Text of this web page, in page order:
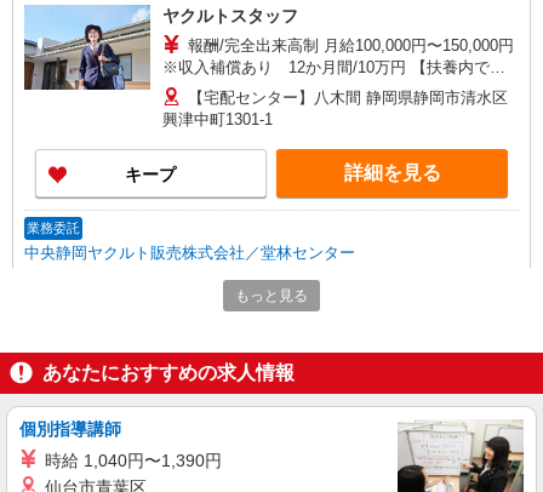
ヤクルトスタッフ
報酬/完全出来高制 月給100,000円〜150,000円
※収入補償あり 12か月間/10万円 【扶養内で働
く30代主婦 Aさん】 働き方：週5日・1日4.5時間
勤務の場合（休憩40分含む） 月収100,000円の収
入 時給目安：1,302円 【ガッツリ働く40代主婦
Bさん】 働き方：週5日・1日6時間勤務の場合（休
憩40分含む） 月収150,000円の収入 時給目安：
1,406円 研修制度あり 研修日数 17日 研修時の給
【宅配センター】八木間 静岡県静岡市清水区
興津中町1301-1
キープ 詳細を見る
業務委託
中央静岡ヤクルト販売株式会社／堂林センター
ヤクルトスタッフ
報酬/完全出来高制 月給100,000円〜150,000円
く30代主婦 Aさん】 働き方：週5日・1日4.5時間
勤務の場合（休憩40分含む） 月収100,000円の収
入 時給目安：1,302円 【ガッツリ働く40代主婦
Bさん】 働き方：週5日・1日6時間勤務の場合（休
憩40分含む） 月収150,000円の収入 時給目安：
1,406円 研修制度あり 研修日数 17日 研修時の給
与 日額4,500円 9:45〜14:00 ※お昼休憩60分
【宅配センター】堂林 静岡県静岡市清水区大
坪2-3-10
詳細を見る
もっと見る
あなたにおすすめの求人情報
個別指導講師
時給 1,040円〜1,390円
仙台市青葉区